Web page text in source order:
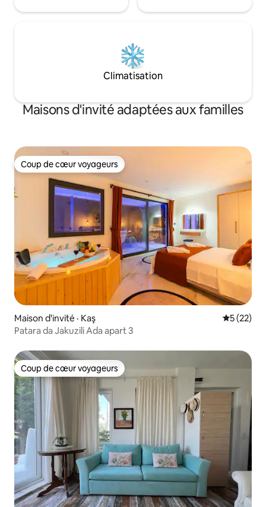
Climatisation
Maisons d'invité adaptées aux familles
Coup de cœur voyageurs
Coup de cœur voyageurs
Maison d'invité · Kaş Note
5 (22)
Patara da Jakuzili Ada apart 3
Coup de cœur voyageurs
Coup de cœur voyageurs